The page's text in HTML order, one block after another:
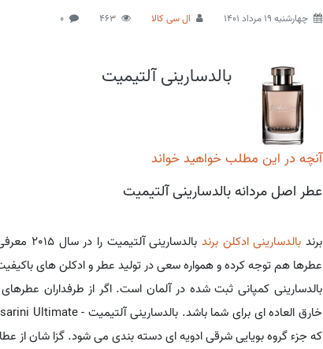
چهارشنبه 19 مرداد 1401 ال سی کالا 463
0
بالدسارینی آلتیمیت
آنچه در این مطلب خواهید خواند
عطر اصل مردانه بالدسارینی آلتیمیت
برند بالدسارینی ادکلن برند
عطرها هم توجه کرده و همواره سعی در تولید عطر و ادکلن های
بالدسارینی کمپانی ثبت شده در آلمان است. اگر از طرفداران
که جزء گروه بویایی شرقی ادویه ای دسته بندی می شود. گزا شان